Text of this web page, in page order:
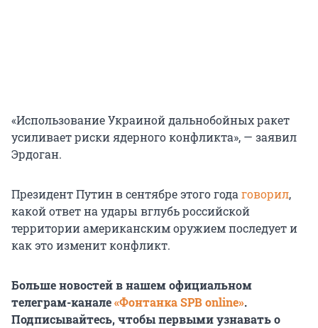
«Использование Украиной дальнобойных ракет
усиливает риски ядерного конфликта», — заявил
Эрдоган.
Президент Путин в сентябре этого года говорил,
какой ответ на удары вглубь российской
территории американским оружием последует и
как это изменит конфликт.
Больше новостей в нашем официальном
телеграм-канале«Фонтанка SPB online».
Подписывайтесь, чтобы первыми узнавать о